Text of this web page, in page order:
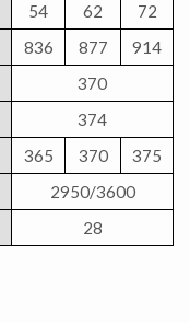
54 62
72
836 877
914
370
374
365 370
375
2950/3600
28